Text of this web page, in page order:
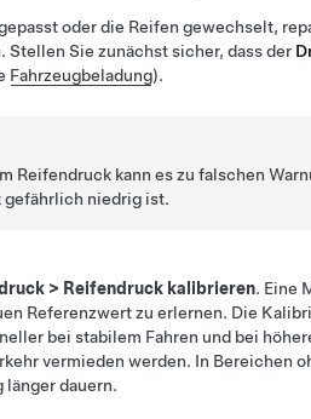
oder die Reifen gewechselt,
Sie zunächst sicher, dass der
Fahrzeugbeladung).
kann es zu falschen
gefährlich niedrig ist.
> Reifendruck kalibrieren. Eine
Referenzwert zu erlernen. Die
bei stabilem Fahren und bei
vermieden werden. In Bereichen
dauern.